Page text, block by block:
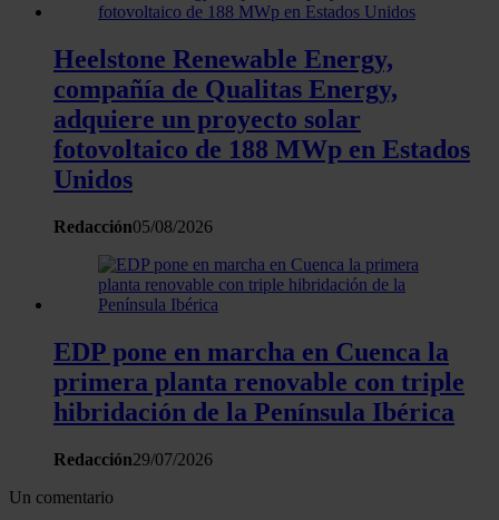
Heelstone Renewable Energy,
compañía de Qualitas Energy,
adquiere un proyecto solar
fotovoltaico de 188 MWp en Estados
Unidos
Redacción05/08/2026
EDP pone en marcha en Cuenca la
primera planta renovable con triple
hibridación de la Península Ibérica
Redacción29/07/2026
Un comentario